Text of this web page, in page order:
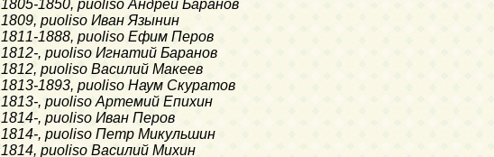
1805-1850, puoliso Андрей Баранов
1809, puoliso Иван Язынин
1811-1888, puoliso Ефим Перов
1812-, puoliso Игнатий Баранов
1812, puoliso Василий Макеев
1813-1893, puoliso Наум Скуратов
1813-, puoliso Артемий Епихин
1814-, puoliso Иван Перов
1814-, puoliso Петр Микульшин
1814, puoliso Василий Михин